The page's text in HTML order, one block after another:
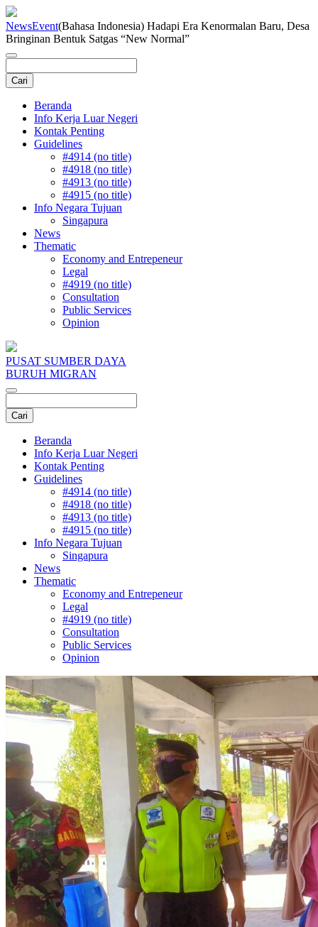
NewsEvent(Bahasa Indonesia) Hadapi Era Kenormalan Baru, Desa
Bringinan Bentuk Satgas “New Normal”
Beranda
Info Kerja Luar Negeri
Kontak Penting
Guidelines
#4914 (no title)
#4918 (no title)
#4913 (no title)
#4915 (no title)
Info Negara Tujuan
Singapura
News
Thematic
Economy and Entrepeneur
Legal
#4919 (no title)
Consultation
Public Services
Opinion
PUSAT SUMBER DAYA
BURUH MIGRAN
Beranda
Info Kerja Luar Negeri
Kontak Penting
Guidelines
#4914 (no title)
#4918 (no title)
#4913 (no title)
#4915 (no title)
Info Negara Tujuan
Singapura
News
Thematic
Economy and Entrepeneur
Legal
#4919 (no title)
Consultation
Public Services
Opinion